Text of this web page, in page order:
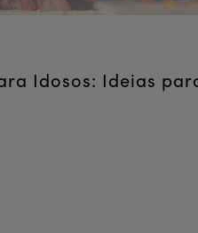
Idosos: Ideias